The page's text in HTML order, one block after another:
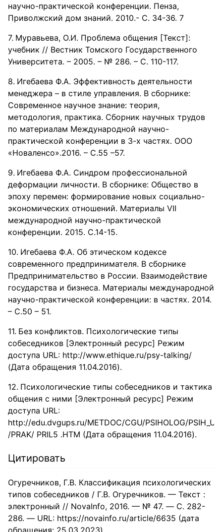
научно-практической конференции. Пенза,
Приволжский дом знаний. 2010.- С. 34-36. 7
Муравьева, О.И. Проблема общения [Текст]:
учебник // Вестник Томского Государственного
Университета. – 2005. – № 286. – С. 110-117.
Игебаева Ф.А. Эффективность деятельности
менеджера – в стиле управления. В сборнике:
Современное научное знание: теория,
методология, практика. Сборник научных трудов
по материалам Международной научно-
практической конференции в 3-х частях. ООО
«Новаленсо».2016. – С.55 –57.
Игебаева Ф.А. Синдром профессиональной
деформации личности. В сборнике: Общество в
эпоху перемен: формирование новых социально-
экономических отношений. Материалы VII
международной научно-практической
конференции. 2015. С.14-15.
Игебаева Ф.А. Об этическом кодексе
современного предпринимателя. В сборнике
Предпринимательство в России. Взаимодействие
государства и бизнеса. Материалы международной
научно-практической конференции: в частях. 2014.
– С.50 – 51.
Без конфликтов. Психологические типы
собеседников [Электронный ресурс] Режим
доступа URL: http://www.ethique.ru/psy-talking/
(Дата обращения 11.04.2016).
Психологические типы собеседников и тактика
общения с ними [Электронный ресурс] Режим
доступа URL:
http://edu.dvgups.ru/METDOC/CGU/PSIHOLOG/
/PRAK/ PRIL5 .HTM (Дата обращения 11.04.2016).
Цитировать
Огуречников, Г.В. Классификация психологических
типов собеседников / Г.В. Огуречников. — Текст :
электронный // NovaInfo, 2016. — № 47. — С. 282-
286. — URL: https://novainfo.ru/article/6635 (дата
обращения: 25.03.2023).